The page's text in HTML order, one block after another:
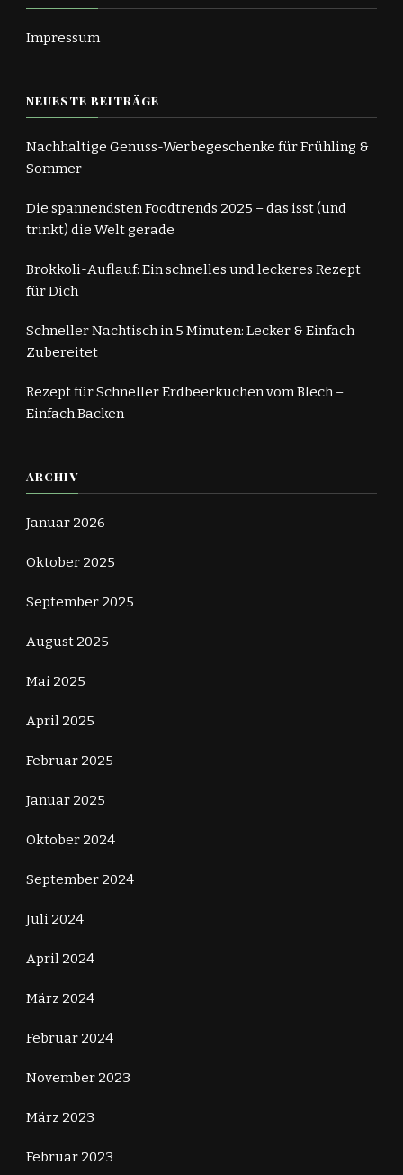
Impressum
NEUESTE BEITRÄGE
Nachhaltige Genuss-Werbegeschenke für Frühling &
Sommer
Die spannendsten Foodtrends 2025 – das isst (und
trinkt) die Welt gerade
Brokkoli-Auflauf: Ein schnelles und leckeres Rezept
für Dich
Schneller Nachtisch in 5 Minuten: Lecker & Einfach
Zubereitet
Rezept für Schneller Erdbeerkuchen vom Blech –
Einfach Backen
ARCHIV
Januar 2026
Oktober 2025
September 2025
August 2025
Mai 2025
April 2025
Februar 2025
Januar 2025
Oktober 2024
September 2024
Juli 2024
April 2024
März 2024
Februar 2024
November 2023
März 2023
Februar 2023